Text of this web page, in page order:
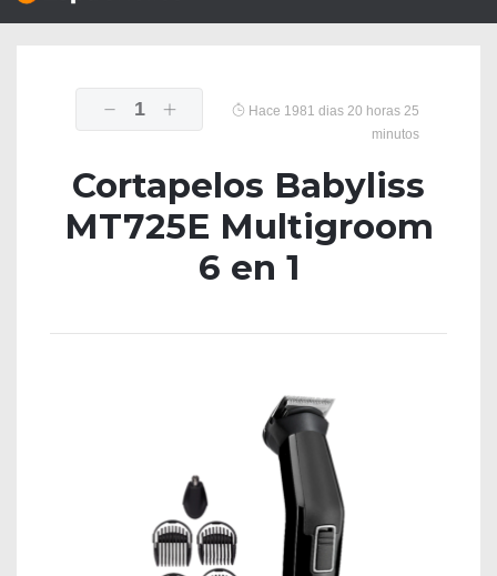
1
Hace 1981 dias 20 horas 25
minutos
Cortapelos Babyliss
MT725E Multigroom
6 en 1